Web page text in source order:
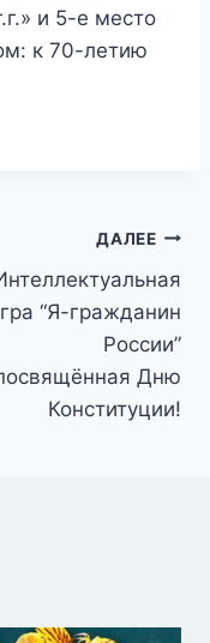
и 5-е место
к 70-летию
ДАЛЕЕ
“Я-гражданин
России”
Дню
Конституции!